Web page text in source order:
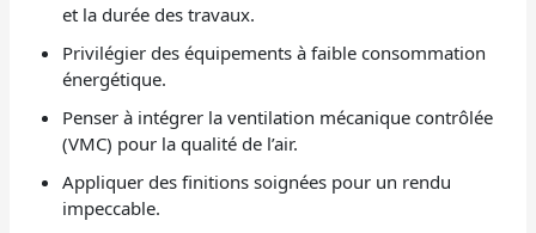
et la durée des travaux.
Privilégier des équipements à faible consommation
énergétique.
Penser à intégrer la ventilation mécanique contrôlée
(VMC) pour la qualité de l’air.
Appliquer des finitions soignées pour un rendu
impeccable.